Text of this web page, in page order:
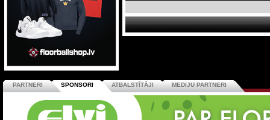
PARTNERI SPONSORI ATBALSTĪTĀJI MEDIJU PARTNERI